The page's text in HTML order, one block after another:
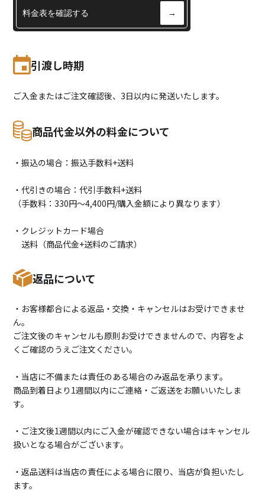
料金表を確認する →
引渡し時期
ご入金またはご注文確認後、3日以内に発送いたします。
商品代金以外の料金について
・振込の場合：振込手数料+送料
・代引きの場合：代引手数料+送料
（手数料：330円〜4,400円/購入金額により異なります）
・クレジットカード場合
送料（商品代金+送料のご請求）
返品について
・お客様都合による返品・交換・キャンセルはお受けできませ
ん。
ご注文後のキャンセルも原則お受けできませんので、内容をよ
くご確認のうえご注文ください。
・当店に不備または責任のある場合のみ返品を承ります。
商品到着日より1週間以内にご連絡・ご返送をお願いいたしま
す。
・ご注文後1週間以内にご入金が確認できない場合はキャンセル
扱いとなる場合がございます。
・返品送料は当店の責任による場合に限り、当店が負担いたし
ます。